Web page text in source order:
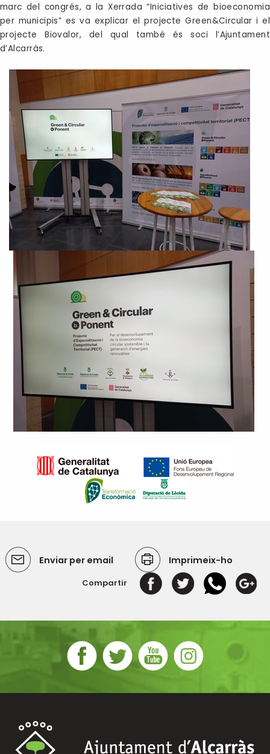
marc del congrés, a la Xerrada “Iniciatives de bioeconomia
per municipis” es va explicar el projecte Green&Circular i el
projecte Biovalor, del qual també és soci l’Ajuntament
d’Alcarràs.
Enviar per email Imprimeix-ho
Compartir